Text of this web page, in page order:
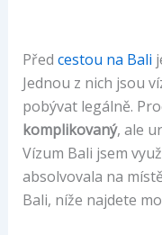
Před cestou na Bali
Jednou z nich jsou
pobývat legálně.
komplikovaný, ale
Vízum Bali jsem
absolvovala na
Bali, níže najdete